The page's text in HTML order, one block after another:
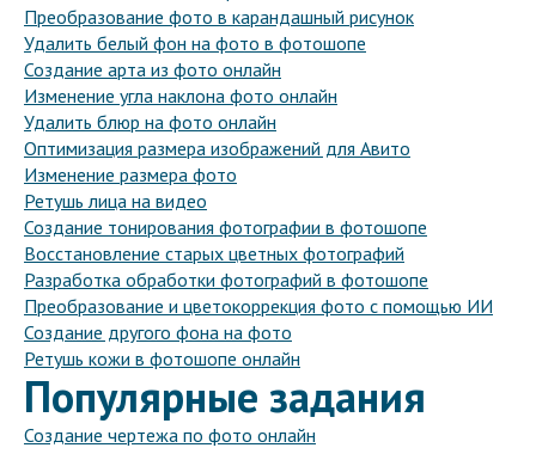
Преобразование фото в карандашный рисунок
Удалить белый фон на фото в фотошопе
Создание арта из фото онлайн
Изменение угла наклона фото онлайн
Удалить блюр на фото онлайн
Оптимизация размера изображений для Авито
Изменение размера фото
Ретушь лица на видео
Создание тонирования фотографии в фотошопе
Восстановление старых цветных фотографий
Разработка обработки фотографий в фотошопе
Преобразование и цветокоррекция фото с помощью ИИ
Создание другого фона на фото
Ретушь кожи в фотошопе онлайн
Популярные задания
Создание чертежа по фото онлайн